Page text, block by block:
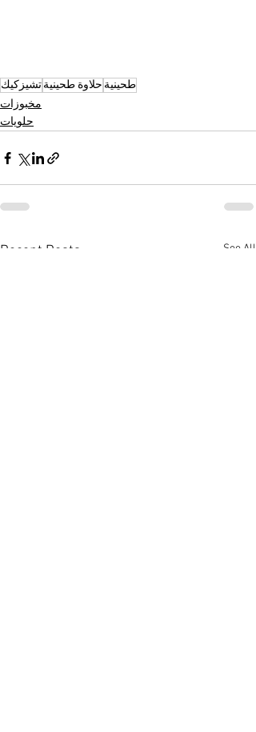
تشيزكيكحلاوة طحينية طحينية
مخبوزات
حلويات
Recent Posts See All